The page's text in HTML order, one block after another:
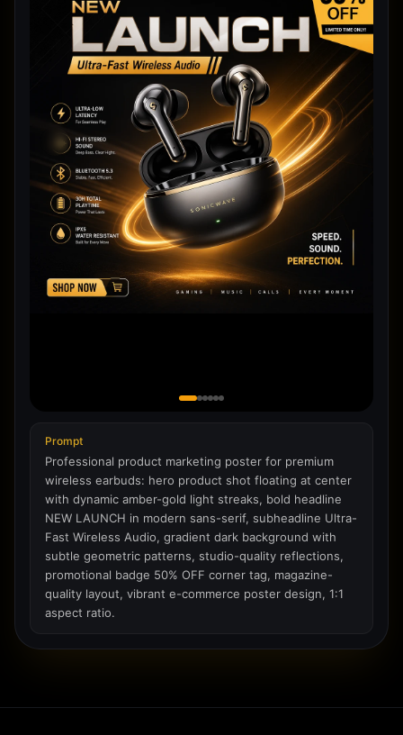
Prompt
Professional product marketing poster for premium
wireless earbuds: hero product shot floating at center
with dynamic amber-gold light streaks, bold headline
NEW LAUNCH in modern sans-serif, subheadline Ultra-
Fast Wireless Audio, gradient dark background with
subtle geometric patterns, studio-quality reflections,
promotional badge 50% OFF corner tag, magazine-
quality layout, vibrant e-commerce poster design, 1:1
aspect ratio.